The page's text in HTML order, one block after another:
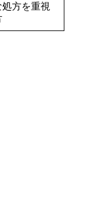
処方を重視